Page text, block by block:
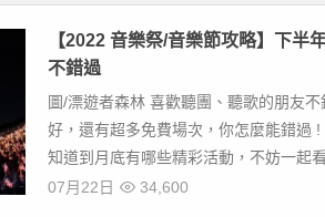
【2022 音樂祭/音樂節攻略】下半
不錯過
圖/漂遊者森林 喜歡聽團、聽歌的朋友
好，還有超多免費場次，你怎麼能錯過
知道到月底有哪些精彩活動，不妨一起看
07月22日
34,600